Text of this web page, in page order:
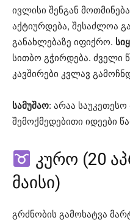
ივლისი შენგან
აქტიურდება, შესაძლოა
განახლებაზე იფიქრო.
სითბო გჭირდება. ძველი
კავშირები კვლავ
სამუშაო: არაა
შემოქმედებითი იდეები
კურო (20
მაისი)
გრძნობის გამოხატვა